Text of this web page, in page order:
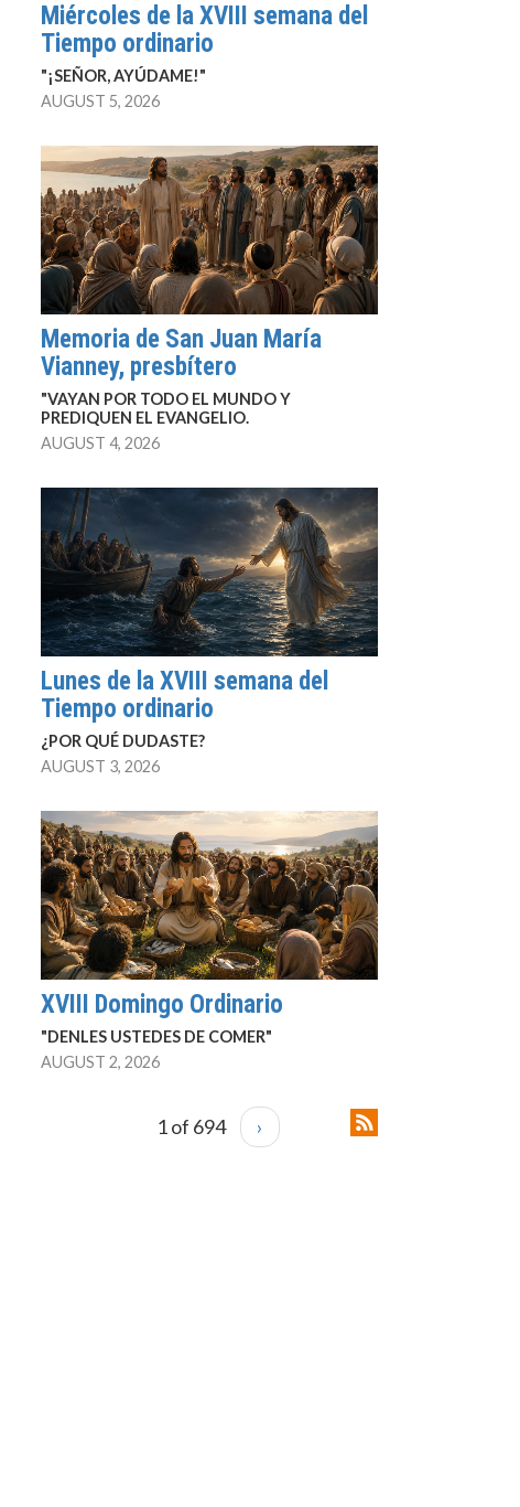
Miércoles de la XVIII semana del
Tiempo ordinario
"¡SEÑOR, AYÚDAME!"
AUGUST 5, 2026
Memoria de San Juan María
Vianney, presbítero
"VAYAN POR TODO EL MUNDO Y
PREDIQUEN EL EVANGELIO.
AUGUST 4, 2026
Lunes de la XVIII semana del
Tiempo ordinario
¿POR QUÉ DUDASTE?
AUGUST 3, 2026
XVIII Domingo Ordinario
"DENLES USTEDES DE COMER"
AUGUST 2, 2026
1 of 694 ›